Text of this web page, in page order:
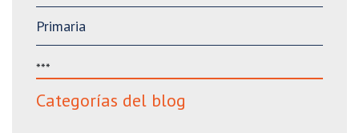
Primaria
***
Categorías del blog